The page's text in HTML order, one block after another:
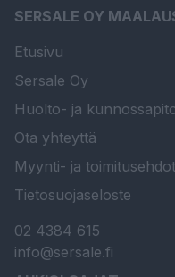
SERSALE OY
Etusivu
Sersale Oy
Huolto- ja
Ota yhteyttä
Myynti- ja toimitusehdot
Tietosuojaseloste
02 4384 615
info@sersale.fi